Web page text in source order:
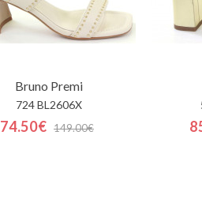
Bruno Premi
724 BL2606X
74.50€ 149.00€